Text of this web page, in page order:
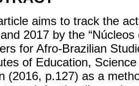
aims to track the
2017 by the
for Afro-Brazilian
of Education,
(2016, p.127) as a